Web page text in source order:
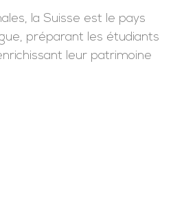
la Suisse est le pays
préparant les étudiants
leur patrimoine